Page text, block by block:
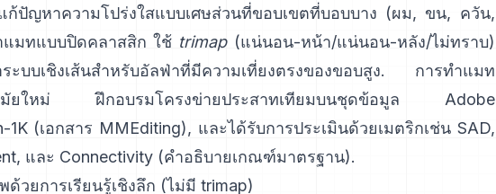
ปัญหาความโปร่งใสแบบเศษส่วนที่ขอบเขตที่บอบบาง (ผม, ขน, ควัน,
แมทแบบปิดคลาสสิก ใช้ trimap(แน่นอน-หน้า/แน่นอน-หลัง/ไม่ทราบ)
ะบบเชิงเส้นสำหรับอัลฟ่าที่มีความเที่ยงตรงของขอบสูง. การทำแมท
ยใหม่
ฝึกอบรมโครงข่ายประสาทเทียมบนชุดข้อมูล Adobe
1K(เอกสาร MMEditing), และได้รับการประเมินด้วยเมตริกเช่น SAD,
และ Connectivity (คำอธิบายเกณฑ์มาตรฐาน).
วยการเรียนรู้เชิงลึก (ไม่มี trimap)